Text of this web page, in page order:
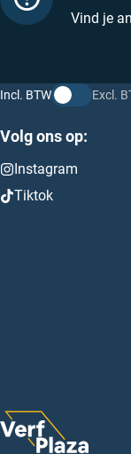
Vind je
Incl. BTW Excl.
Volg ons op:
Instagram
Tiktok